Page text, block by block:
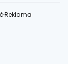
Reklama